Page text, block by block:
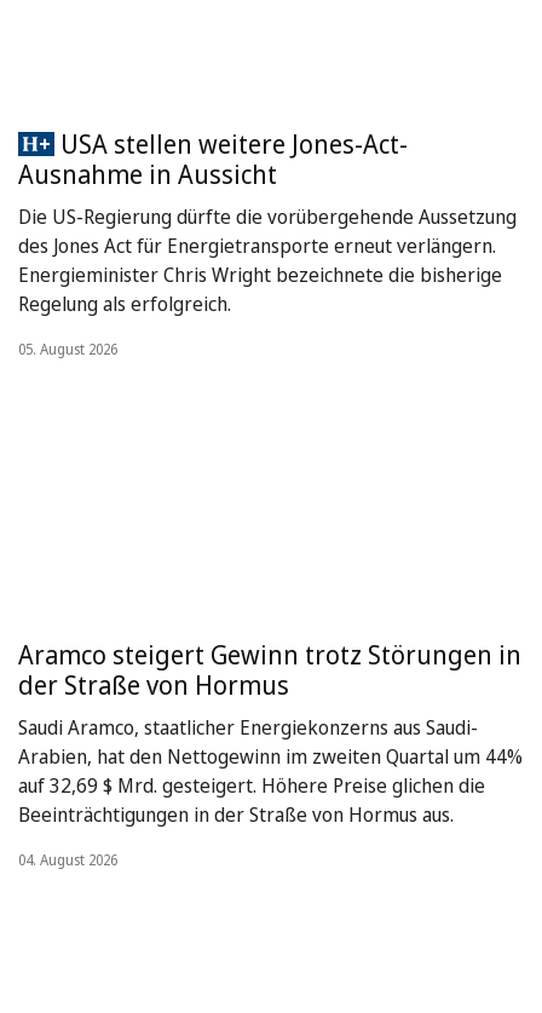
USA stellen weitere Jones-Act-
Ausnahme in Aussicht
Die US-Regierung dürfte die vorübergehende Aussetzung
des Jones Act für Energietransporte erneut verlängern.
Energieminister Chris Wright bezeichnete die bisherige
Regelung als erfolgreich.
05. August 2026
Aramco steigert Gewinn trotz Störungen in
der Straße von Hormus
Saudi Aramco, staatlicher Energiekonzerns aus Saudi-
Arabien, hat den Nettogewinn im zweiten Quartal um 44%
auf 32,69 $ Mrd. gesteigert. Höhere Preise glichen die
Beeinträchtigungen in der Straße von Hormus aus.
04. August 2026